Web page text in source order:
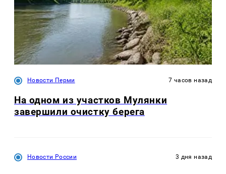
Новости Перми 7 часов назад
На одном из участков Мулянки
завершили очистку берега
Новости России 3 дня назад